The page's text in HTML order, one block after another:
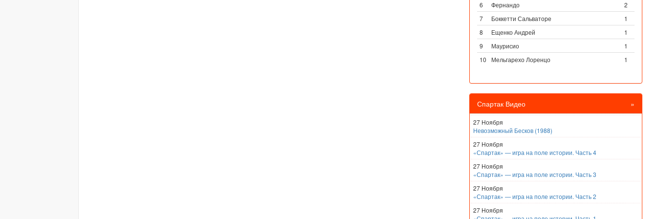
6 Фернандо
2
7
Боккетти Сальваторе
1
8
Ещенко Андрей
1
9
Маурисио
1
10
Мельгарехо Лоренцо 1
Спартак Видео »
27 Ноября
Невозможный Бесков (1988)
27 Ноября
«Спартак» — игра на поле истории. Часть 4
27 Ноября
«Спартак» — игра на поле истории. Часть 3
27 Ноября
«Спартак» — игра на поле истории. Часть 2
27 Ноября